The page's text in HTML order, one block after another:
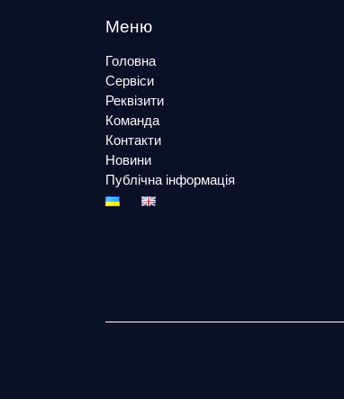
Меню
Головна
Сервіси
Реквізити
Команда
Контакти
Новини
Публічна інформація